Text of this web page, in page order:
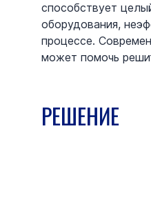
способствует
оборудования,
процессе.
может помочь
РЕШЕНИЕ